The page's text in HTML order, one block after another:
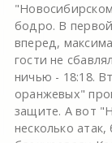
бодро. В
вперед,
гости не
ничью - 18:18.
оранжевых"
защите. А вот
несколько